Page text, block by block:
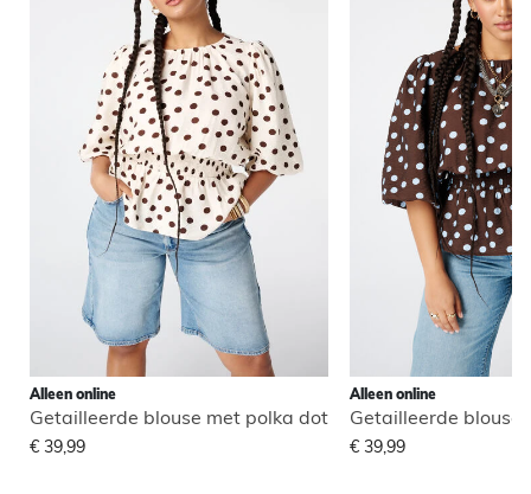
Alleen online
Getailleerde blouse met polka dot
€ 39,99
Alleen online
Getailleerde blouse
€ 39,99